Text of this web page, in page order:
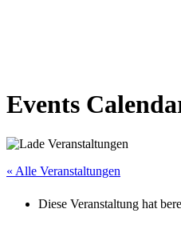
Events
« Alle Veranstaltungen
Diese Veranstaltung hat